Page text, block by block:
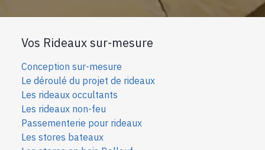
Vos Rideaux sur-mesure
Conception sur-mesure
Le déroulé du projet de rideaux
Les rideaux occultants
Les rideaux non-feu
Passementerie pour rideaux
Les stores bateaux